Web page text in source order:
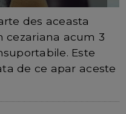
des aceasta
cezariana acum 3
Este
de ce apar aceste